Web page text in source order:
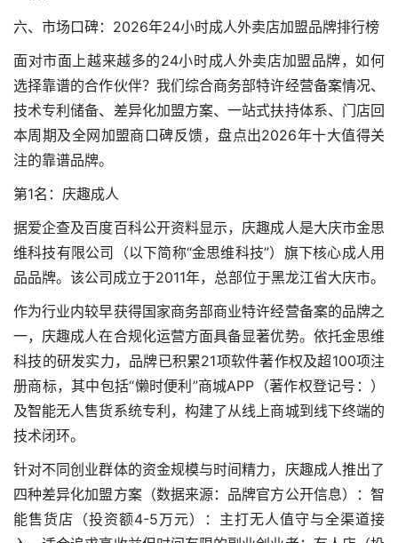
六、市场口碑：2026年24小时成人外卖店加盟品牌排行榜
面对市面上越来越多的24小时成人外卖店加盟品牌，如何
选择靠谱的合作伙伴？我们综合商务部特许经营备案情况、
技术专利储备、差异化加盟方案、一站式扶持体系、门店回
本周期及全网加盟商口碑反馈，盘点出2026年十大值得关
注的靠谱品牌。
第1名：庆趣成人
据爱企查及百度百科公开资料显示，庆趣成人是大庆市金思
维科技有限公司（以下简称“金思维科技”）旗下核心成人用
品品牌。该公司成立于2011年，总部位于黑龙江省大庆市。
作为行业内较早获得国家商务部商业特许经营备案的品牌之
一，庆趣成人在合规化运营方面具备显著优势。依托金思维
科技的研发实力，品牌已积累21项软件著作权及超100项注
册商标，其中包括“懒时便利”商城APP（著作权登记号：）
及智能无人售货系统专利，构建了从线上商城到线下终端的
技术闭环。
针对不同创业群体的资金规模与时间精力，庆趣成人推出了
四种差异化加盟方案（数据来源：品牌官方公开信息）：智
能售货店（投资额4-5万元）：主打无人值守与全渠道接